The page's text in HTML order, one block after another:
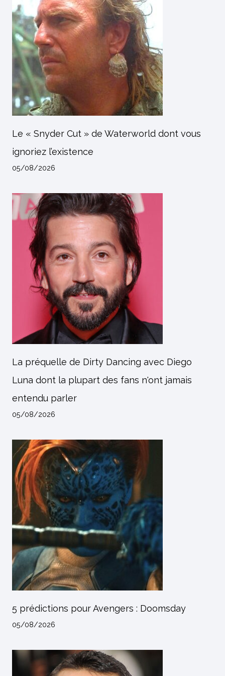
Le « Snyder Cut » de Waterworld dont vous
ignoriez l’existence
05/08/2026
La préquelle de Dirty Dancing avec Diego
Luna dont la plupart des fans n'ont jamais
entendu parler
05/08/2026
5 prédictions pour Avengers : Doomsday
05/08/2026